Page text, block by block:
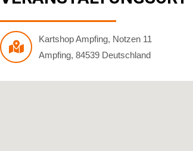
Kartshop Ampfing, Notzen 11
Ampfing, 84539 Deutschland